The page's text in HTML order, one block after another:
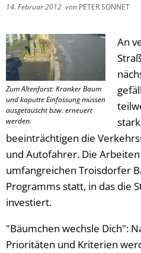
14. Februar 2012 von PETER SONNET
Zum Altenforst: Kranker Baum
und kaputte Einfassung müssen
ausgetauscht bzw. erneuert
werden.
An
beeinträchtigen die
und Autofahrer. Die
umfangreichen Troisdorfer
Programms statt, in das die
investiert.
"Bäumchen wechsle Dich":
Prioritäten und Kriterien